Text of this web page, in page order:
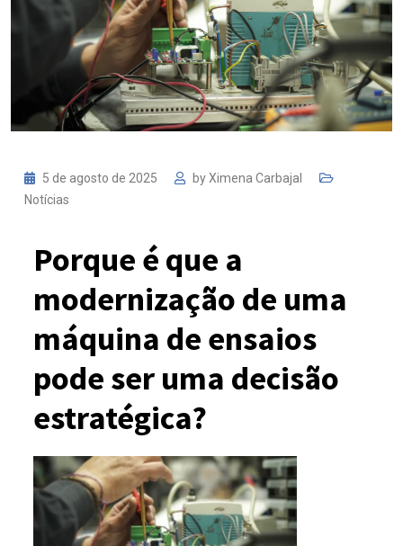
5 de agosto de 2025 byXimena Carbajal
Notícias
Porque é que a
modernização de uma
máquina de ensaios
pode ser uma decisão
estratégica?